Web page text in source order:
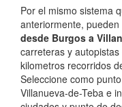
Por el mismo sistema
anteriormente,
desde Burgos a
carreteras y
kilometros recorridos
Seleccione como
Villanueva-de-Teba e